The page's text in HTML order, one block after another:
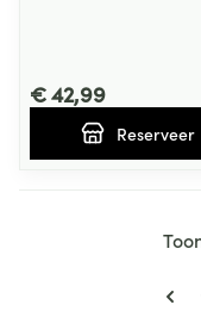
€ 42,99
Reserveer